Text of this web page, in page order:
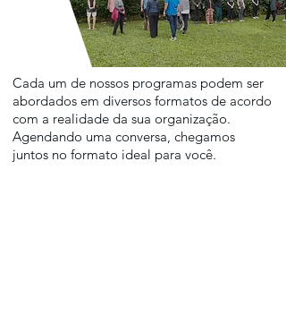
Cada um de nossos programas podem ser
abordados em diversos formatos de acordo
com a realidade da sua organização.
Agendando uma conversa, chegamos
juntos no formato ideal para você.